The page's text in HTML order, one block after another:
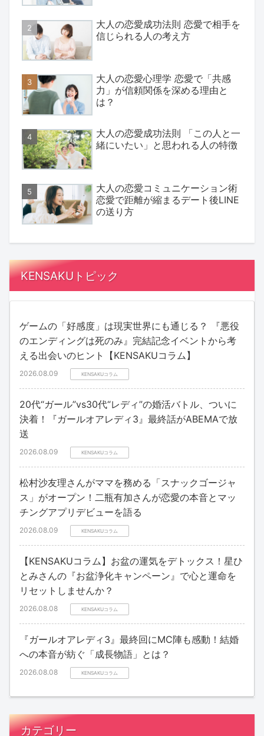
大人の恋愛成功法則 恋愛で相手を
信じられる人の考え方
大人の恋愛心理学 恋愛で「共感
力」が信頼関係を深める理由と
は？
大人の恋愛成功法則 「この人と一
緒にいたい」と思われる人の特徴
大人の恋愛コミュニケーション術
恋愛で距離が縮まるデート後LINE
の送り方
KENSAKUトピック
ゲームの「好感度」は現実世界にも通じる？ 『悪役
のエンディングは死のみ』完結記念イベントから考
える出会いのヒント【KENSAKUコラム】
2026.08.09 KENSAKUコラム
20代“ガール”vs30代“レディ”の婚活バトル、ついに
決着！『ガールオアレディ3』最終話がABEMAで放
送
2026.08.09 KENSAKUコラム
松村沙友理さんがママを務める「スナックゴージャ
ス」がオープン！二瓶有加さんが恋愛の本音とマッ
チングアプリデビューを語る
2026.08.09 KENSAKUコラム
【KENSAKUコラム】お盆の運気をデトックス！星ひ
とみさんの『お盆浄化キャンペーン』で心と運命を
リセットしませんか？
2026.08.08 KENSAKUコラム
『ガールオアレディ3』最終回にMC陣も感動！結婚
への本音が紡ぐ「成長物語」とは？
2026.08.08 KENSAKUコラム
カテゴリー